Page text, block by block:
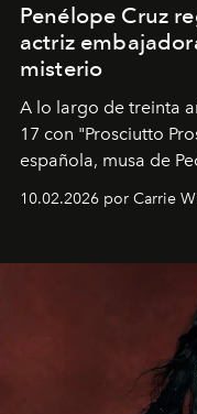
Penélope Cruz
actriz
misterio
A lo largo de treinta
17 con "Prosciutto
española, musa de
Barcelona", ha
dirigida por Maggie
10.02.2026 por Carrie